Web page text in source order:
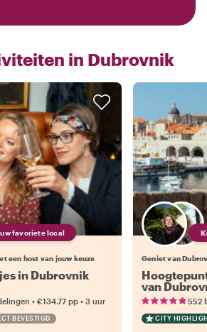
in Dubrovnik
favoriete local
een host van jouw keuze
in Dubrovnik
• €134.77 pp • 3 uur
BEVESTIGD
Geniet van
van
552
CITY